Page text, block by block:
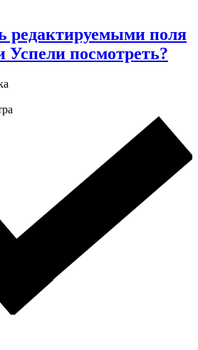
редактируемыми поля
Успели посмотреть?